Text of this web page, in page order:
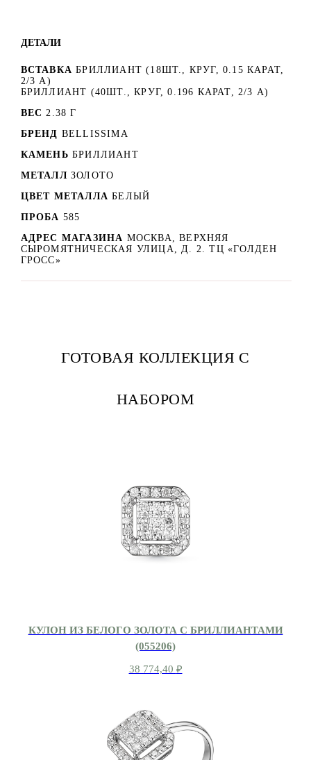
ДЕТАЛИ
ВСТАВКА БРИЛЛИАНТ (18ШТ., КРУГ, 0.15 КАРАТ,
2/3 А)
БРИЛЛИАНТ (40ШТ., КРУГ, 0.196 КАРАТ, 2/3 А)
ВЕС 2.38 Г
БРЕНД BELLISSIMA
КАМЕНЬ БРИЛЛИАНТ
МЕТАЛЛ ЗОЛОТО
ЦВЕТ МЕТАЛЛА БЕЛЫЙ
ПРОБА 585
АДРЕС МАГАЗИНА МОСКВА, ВЕРХНЯЯ
СЫРОМЯТНИЧЕСКАЯ УЛИЦА, Д. 2. ТЦ «ГОЛДЕН
ГРОСС»
ГОТОВАЯ КОЛЛЕКЦИЯ С
НАБОРОМ
КУЛОН ИЗ БЕЛОГО ЗОЛОТА С БРИЛЛИАНТАМИ
(055206)
38 774,40 ₽